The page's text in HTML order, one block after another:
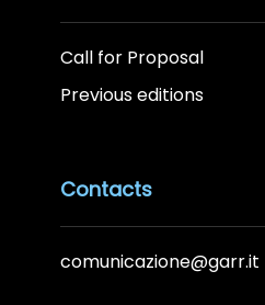
Call for Proposal
Previous editions
Contacts
comunicazione@garr.it